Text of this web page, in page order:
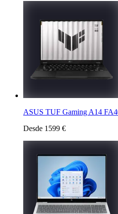
ASUS TUF Gaming A14
Desde 1599 €